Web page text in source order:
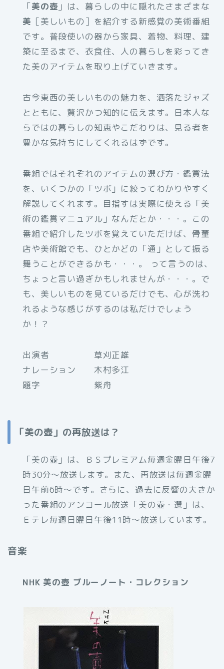
「美の壺 」は、暮らしの中に隠れたさまざまな
美 ［美しいもの］を紹介する新感覚の美術番組
です。普段使いの器から家具、着物、料理、建
築に至るまで、衣食住、人の暮らしを彩ってき
た美のアイテムを取り上げていきます。
古今東西の美しいものの魅力を、洒落たジャズ
とともに、贅沢かつ知的に伝えます。日本人な
らではの暮らしの知恵やこだわりは、見る者を
豊かな気持ちにしてくれるはずです。
番組ではそれぞれのアイテムの選び方・鑑賞法
を、いくつかの「ツボ」に絞ってわかりやすく
解説してくれます。目指すは実際に使える「美
術の鑑賞マニュアル」なんだとか・・・。この
番組で紹介したツボを覚えていただけば、骨董
店や美術館でも、ひとかどの「通」として振る
舞うことができるかも・・・。 って言うのは、
ちょっと言い過ぎかもしれませんが・・・。で
も、美しいものを見ているだけでも、心が洗わ
れるような感じがするのは私だけでしょう
か！？
出演者 草刈正雄
ナレーション 木村多江
題字 紫舟
「美の壺」の再放送は？
「美の壺」は、ＢＳプレミアム毎週金曜日午後7
時30分～放送します。また、再放送は毎週金曜
日午前6時～です。さらに、過去に反響の大きか
った番組のアンコール放送「美の壺・選」は、
Ｅテレ毎週日曜日午後11時～放送しています。
音楽
NHK 美の壺 ブルーノート・コレクション